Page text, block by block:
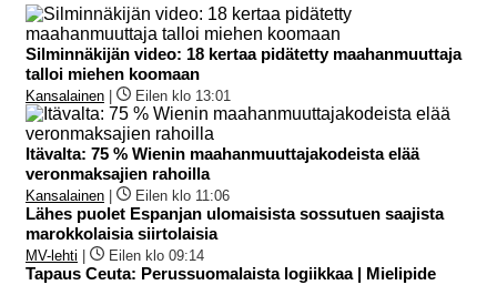
Silminnäkijän video: 18 kertaa pidätetty maahanmuuttaja
talloi miehen koomaan
Kansalainen Eilen klo 13:01
Itävalta: 75 % Wienin maahanmuuttajakodeista elää
veronmaksajien rahoilla
Kansalainen Eilen klo 11:06
Lähes puolet Espanjan ulomaisista sossutuen saajista
marokkolaisia siirtolaisia
MV-lehti Eilen klo 09:14
Tapaus Ceuta: Perussuomalaista logiikkaa | Mielipide